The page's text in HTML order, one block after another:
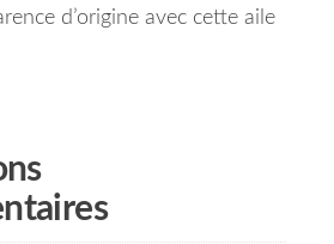
d’origine avec cette aile